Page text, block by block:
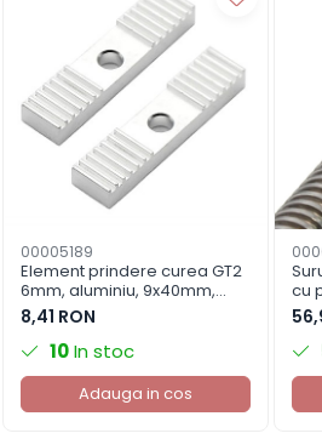
00005189
Element prindere curea GT2
6mm, aluminiu, 9x40mm,
pentru curea deschisa
8,41 RON
10In stoc
Adauga in cos
cu